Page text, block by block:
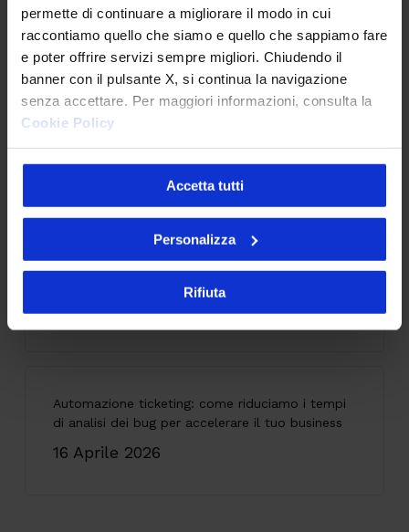
permette di continuare a migliorare il modo in cui
raccontiamo quello che siamo e quello che sappiamo fare
e poter offrire servizi sempre migliori. Chiudendo il
banner con il pulsante X, si continua la navigazione
senza accettare. Per maggiori informazioni, consulta la
Cookie Policy
Accetta tutti
Personalizza
Rifiuta
25 Giugno 2026
API senza governance: il problema invisibile che
28 Maggio 2026
Accessibilità digitale: il caso SOL Veritas tra
9 Giugno 2026
Automazione ticketing: come riduciamo i tempi
di analisi dei bug per accelerare il tuo business
16 Aprile 2026